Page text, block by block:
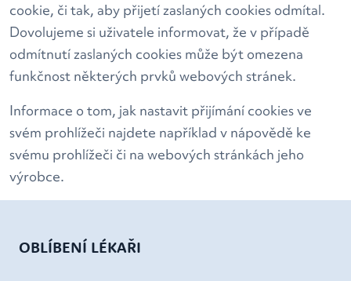
cookie, či tak, aby přijetí zaslaných cookies odmítal.
Dovolujeme si uživatele informovat, že v případě
odmítnutí zaslaných cookies může být omezena
funkčnost některých prvků webových stránek.
Informace o tom, jak nastavit přijímání cookies ve
svém prohlížeči najdete například v nápovědě ke
svému prohlížeči či na webových stránkách jeho
výrobce.
OBLÍBENÍ LÉKAŘI